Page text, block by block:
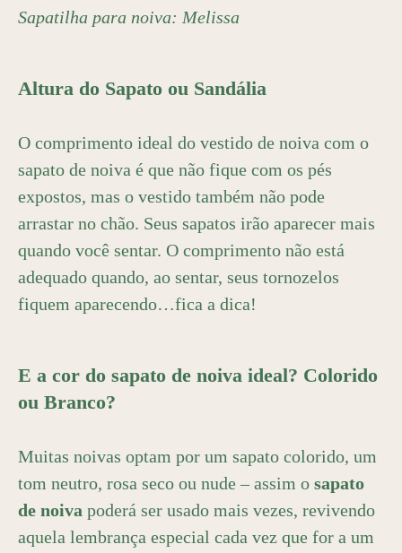
Sapatilha para noiva: Melissa
Altura do Sapato ou Sandália
O comprimento ideal do vestido de noiva com o
sapato de noiva é que não fique com os pés
expostos, mas o vestido também não pode
arrastar no chão. Seus sapatos irão aparecer mais
quando você sentar. O comprimento não está
adequado quando, ao sentar, seus tornozelos
fiquem aparecendo…fica a dica!
E a cor do sapato de noiva ideal? Colorido
ou Branco?
Muitas noivas optam por um sapato colorido, um
tom neutro, rosa seco ou nude – assim o sapato
de noiva poderá ser usado mais vezes, revivendo
aquela lembrança especial cada vez que for a um